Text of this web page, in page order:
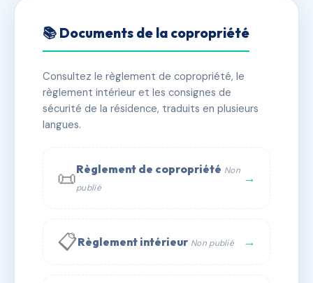
78 PERRIN SOLLIERS
✓ Immatriculée 🏠 7 lots 🏗 1 bâtiment(s)
📞 Contacter Syndic Digital
📚 Documents de la copropriété
Consultez le règlement de copropriété, le
règlement intérieur et les consignes de
sécurité de la résidence, traduits en plusieurs
langues.
📜Règlement de copropriété Non
publié
→
📋Règlement intérieur Non publié →